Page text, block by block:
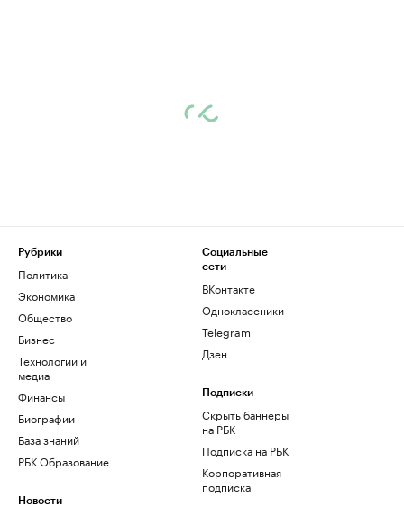
Рубрики
Политика
Экономика
Общество
Бизнес
Технологии и
медиа
Финансы
Биографии
База знаний
РБК Образование
Новости
Социальные
сети
ВКонтакте
Одноклассники
Telegram
Дзен
Подписки
Скрыть баннеры
на РБК
Подписка на РБК
Корпоративная
подписка